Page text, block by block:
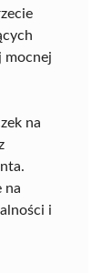
mocnej
na
na
i